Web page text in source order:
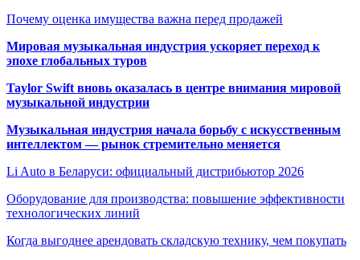
Почему оценка имущества важна перед продажей
Мировая музыкальная индустрия ускоряет переход к
эпохе глобальных туров
Taylor Swift вновь оказалась в центре внимания мировой
музыкальной индустрии
Музыкальная индустрия начала борьбу с искусственным
интеллектом — рынок стремительно меняется
Li Auto в Беларуси: официальный дистрибьютор 2026
Оборудование для производства: повышение эффективности
технологических линий
Когда выгоднее арендовать складскую технику, чем покупать